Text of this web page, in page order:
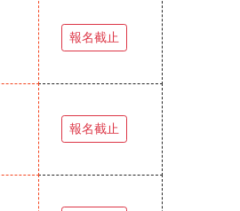
報名截止
報名截止